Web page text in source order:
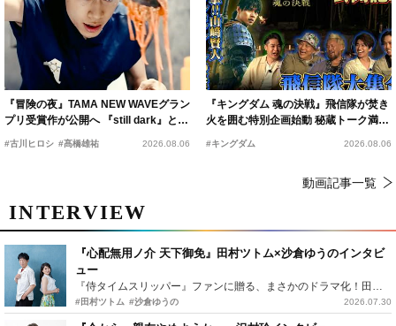
『冒険の夜』TAMA NEW WAVEグラン
プリ受賞作が公開へ 『still dark』と同
時上映決定
#古川ヒロシ #髙橋雄祐 2026.08.06
『キングダム 魂の決戦』飛信隊が焚き
火を囲む特別企画始動 秘蔵トーク満載
の“キングダムキャンプ”開催
#キングダム 2026.08.06
動画記事一覧
INTERVIEW
『心配無用ノ介 天下御免』田村ツトム×沙倉ゆうのインタビ
ュー
『侍タイムスリッパー』ファンに贈る、まさかのドラマ化！田村ツトム×沙倉ゆうのが語る『心配無用ノ介』撮影秘話
#田村ツトム #沙倉ゆうの 2026.07.30